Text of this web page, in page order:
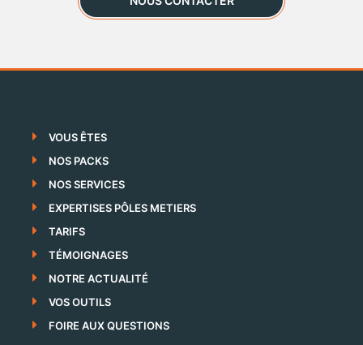
VOUS ÊTES
NOS PACKS
NOS SERVICES
EXPERTISES PÔLES METIERS
TARIFS
TÉMOIGNAGES
NOTRE ACTUALITÉ
VOS OUTILS
FOIRE AUX QUESTIONS